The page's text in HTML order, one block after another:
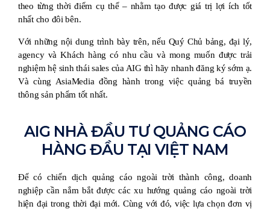
theo từng thời điểm cụ thể – nhằm tạo được giá trị lợi ích tốt
nhất cho đôi bên.
Với những nội dung trình bày trên, nếu Quý Chủ bảng, đại lý,
agency và Khách hàng có nhu cầu và mong muốn được trải
nghiệm hệ sinh thái sales của AIG thì hãy nhanh đăng ký sớm ạ.
Và cùng AsiaMedia đồng hành trong việc quảng bá truyền
thông sản phẩm tốt nhất.
AIG NHÀ ĐẦU TƯ QUẢNG CÁO
HÀNG ĐẦU TẠI VIỆT NAM
Để có chiến dịch quảng cáo ngoài trời thành công, doanh
nghiệp cần nắm bắt được các xu hướng quảng cáo ngoài trời
hiện đại trong thời đại mới. Cùng với đó, việc lựa chọn đơn vị